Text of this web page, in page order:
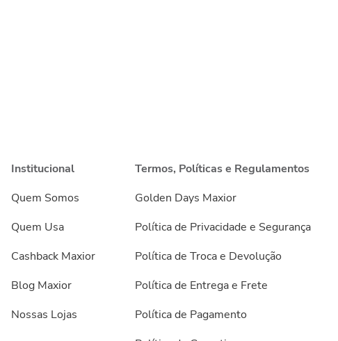
Institucional
Quem Somos
Quem Usa
Cashback Maxior
Blog Maxior
Nossas Lojas
Termos, Políticas e Regulamentos
Golden Days Maxior
Política de Privacidade e Segurança
Política de Troca e Devolução
Política de Entrega e Frete
Política de Pagamento